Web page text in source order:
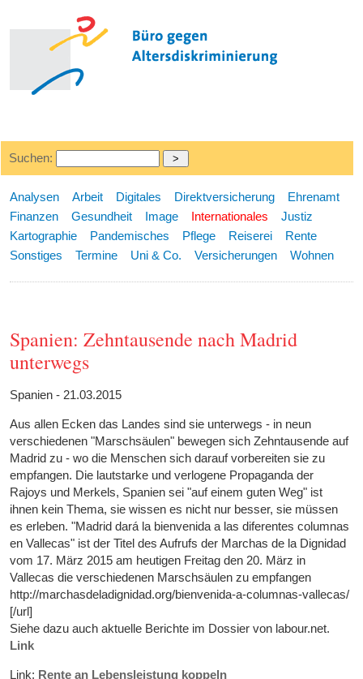
Suchen:
Analysen Arbeit Digitales Direktversicherung
Ehrenamt
Finanzen
Gesundheit Image Internationales
Justiz
Kartographie
Pandemisches Pflege Reiserei
Rente
Sonstiges
Termine Uni & Co. Versicherungen Wohnen
Spanien: Zehntausende nach Madrid
unterwegs
Spanien - 21.03.2015
Aus allen Ecken das Landes sind sie unterwegs - in neun
verschiedenen "Marschsäulen" bewegen sich Zehntausende auf
Madrid zu - wo die Menschen sich darauf vorbereiten sie zu
empfangen. Die lautstarke und verlogene Propaganda der
Rajoys und Merkels, Spanien sei "auf einem guten Weg" ist
ihnen kein Thema, sie wissen es nicht nur besser, sie müssen
es erleben. "Madrid dará la bienvenida a las diferentes columnas
en Vallecas" ist der Titel des Aufrufs der Marchas de la Dignidad
vom 17. März 2015 am heutigen Freitag den 20. März in
Vallecas die verschiedenen Marschsäulen zu empfangen
http://marchasdeladignidad.org/bienvenida-a-columnas-vallecas/
[/url]
Siehe dazu auch aktuelle Berichte im Dossier von labour.net.
Link
Link: Rente an Lebensleistung koppeln